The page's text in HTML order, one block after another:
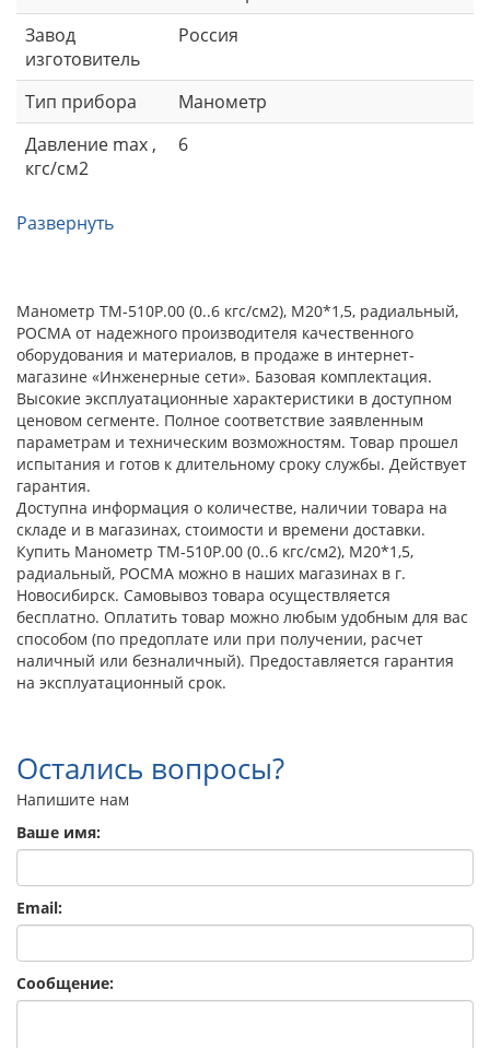
Завод
изготовитель
Россия
Тип прибора
Манометр
Давление max ,
кгс/см2
6
Развернуть
Манометр ТМ-510Р.00 (0..6 кгс/см2), М20*1,5, радиальный,
РОСМА от надежного производителя качественного
оборудования и материалов, в продаже в интернет-
магазине «Инженерные сети». Базовая комплектация.
Высокие эксплуатационные характеристики в доступном
ценовом сегменте. Полное соответствие заявленным
параметрам и техническим возможностям. Товар прошел
испытания и готов к длительному сроку службы. Действует
гарантия.
Доступна информация о количестве, наличии товара на
складе и в магазинах, стоимости и времени доставки.
Купить Манометр ТМ-510Р.00 (0..6 кгс/см2), М20*1,5,
радиальный, РОСМА можно в наших магазинах в г.
Новосибирск. Самовывоз товара осуществляется
бесплатно. Оплатить товар можно любым удобным для вас
способом (по предоплате или при получении, расчет
наличный или безналичный). Предоставляется гарантия
на эксплуатационный срок.
Остались вопросы?
Напишите нам
Ваше имя:
Email:
Сообщение: